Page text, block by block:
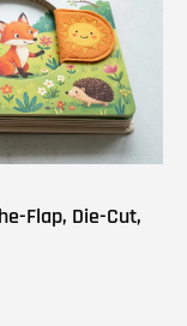
Flap, Die-Cut,